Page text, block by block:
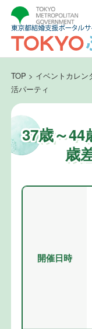
TOP > イベントカレン
活パーティ
37歳～44
歳
開催日時